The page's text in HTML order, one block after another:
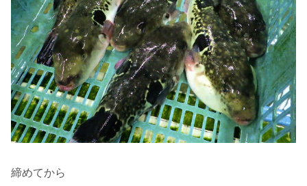
締めてから